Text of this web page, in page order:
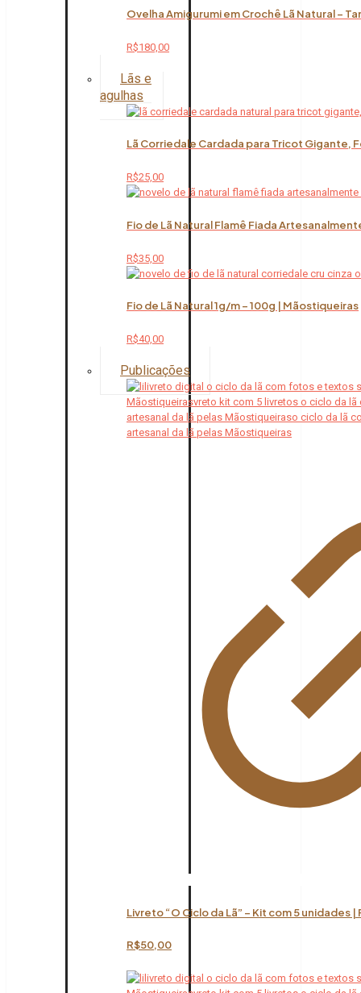
Ovelha Amigurumi em Crochê Lã Natural –
R$180,00
Lãs e
agulhas
Lã Corriedale Cardada para Tricot Gigante,
R$25,00
Fio de Lã Natural Flamê Fiada
R$35,00
Fio de Lã Natural 1g/m – 100g | Mãostiqueiras
R$40,00
Publicações
Livreto “O Ciclo da Lã” – Kit com 5 unidades
R$50,00